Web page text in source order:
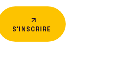
S'INSCRIRE